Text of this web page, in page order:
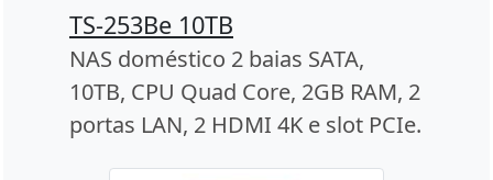
TS-253Be 10TB
NAS doméstico 2 baias SATA,
10TB, CPU Quad Core, 2GB RAM, 2
portas LAN, 2 HDMI 4K e slot PCIe.